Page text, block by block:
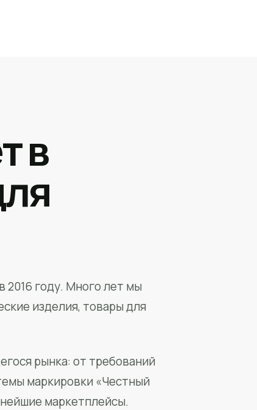
в
2016 году. Много лет мы
изделия, товары для
рынка: от требований
маркировки «Честный
маркетплейсы.